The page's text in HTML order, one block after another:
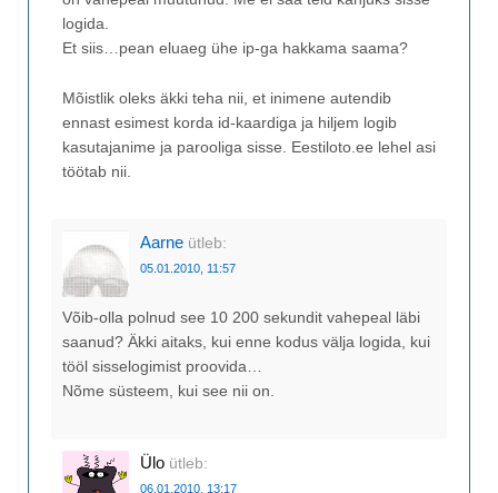
logida.
Et siis…pean eluaeg ühe ip-ga hakkama saama?
Mõistlik oleks äkki teha nii, et inimene autendib
ennast esimest korda id-kaardiga ja hiljem logib
kasutajanime ja parooliga sisse. Eestiloto.ee lehel asi
töötab nii.
Aarne ütleb:
05.01.2010, 11:57
Võib-olla polnud see 10 200 sekundit vahepeal läbi
saanud? Äkki aitaks, kui enne kodus välja logida, kui
tööl sisselogimist proovida…
Nõme süsteem, kui see nii on.
Ülo ütleb:
06.01.2010, 13:17